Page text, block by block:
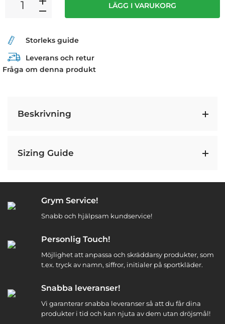
LÄGG I VARUKORG
Storleks guide
Leverans och retur
Fråga om denna produkt
Beskrivning
Sizing Guide
Grym Service!
Snabb och hjälpsam kundservice!
Personlig Touch!
Möjlighet att anpassa och skräddarsy produkter, som
t.ex. tryck av namn, siffror, initialer på sportkläder.
Snabba leveranser!
Vi garanterar snabba leveranser så att du får dina
produkter i tid och kan njuta av dem utan dröjsmål!